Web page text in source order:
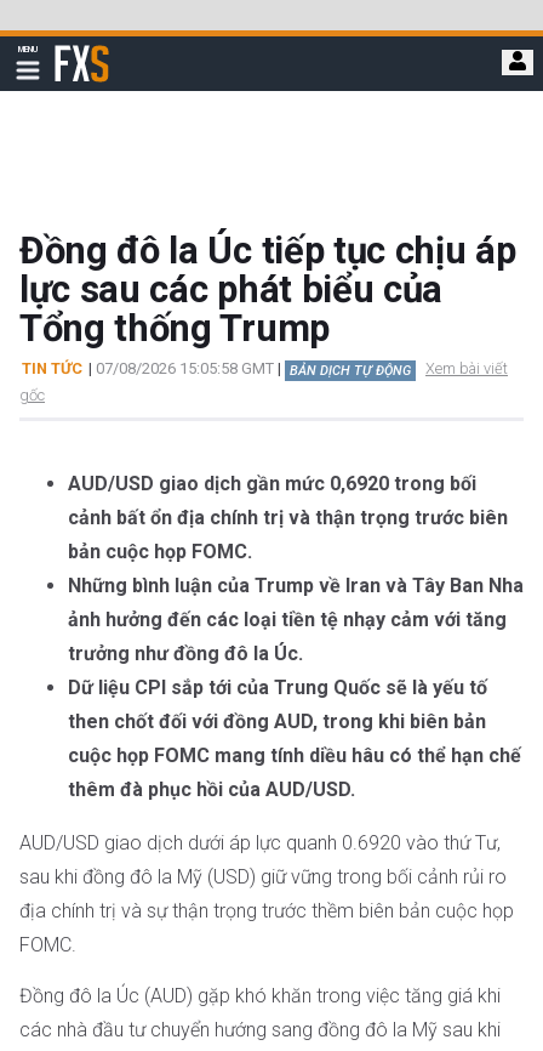
qua
đi
MENU
Hiển
thị
FXStreet
Đồng đô la Úc tiếp tục chịu áp
lực sau các phát biểu của
Tổng thống Trump
TIN TỨC | 07/08/2026 15:05:58 GMT | BẢN DỊCH TỰ ĐỘNG
Xem bài viết
gốc
AUD/USD giao dịch gần mức 0,6920 trong bối
cảnh bất ổn địa chính trị và thận trọng trước biên
bản cuộc họp FOMC.
Những bình luận của Trump về Iran và Tây Ban Nha
ảnh hưởng đến các loại tiền tệ nhạy cảm với tăng
trưởng như đồng đô la Úc.
Dữ liệu CPI sắp tới của Trung Quốc sẽ là yếu tố
then chốt đối với đồng AUD, trong khi biên bản
cuộc họp FOMC mang tính diều hâu có thể hạn chế
thêm đà phục hồi của AUD/USD.
AUD/USD giao dịch dưới áp lực quanh 0.6920 vào thứ Tư,
sau khi đồng đô la Mỹ (USD) giữ vững trong bối cảnh rủi ro
địa chính trị và sự thận trọng trước thềm biên bản cuộc họp
FOMC.
Đồng đô la Úc (AUD) gặp khó khăn trong việc tăng giá khi
các nhà đầu tư chuyển hướng sang đồng đô la Mỹ sau khi